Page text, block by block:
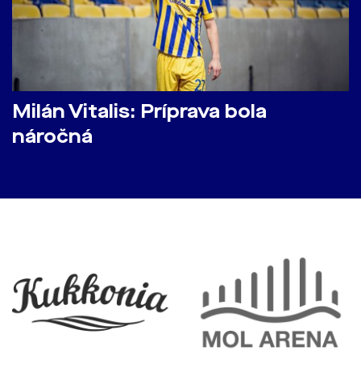
Milán Vitalis: Príprava bola
náročná